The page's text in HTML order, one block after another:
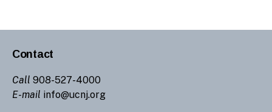
Contact
Call 908-527-4000
E-mail info@ucnj.org